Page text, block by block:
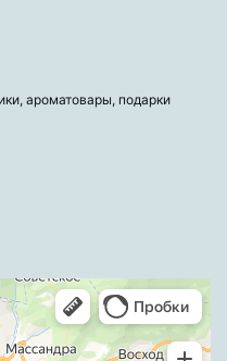
ароматовары, подарки